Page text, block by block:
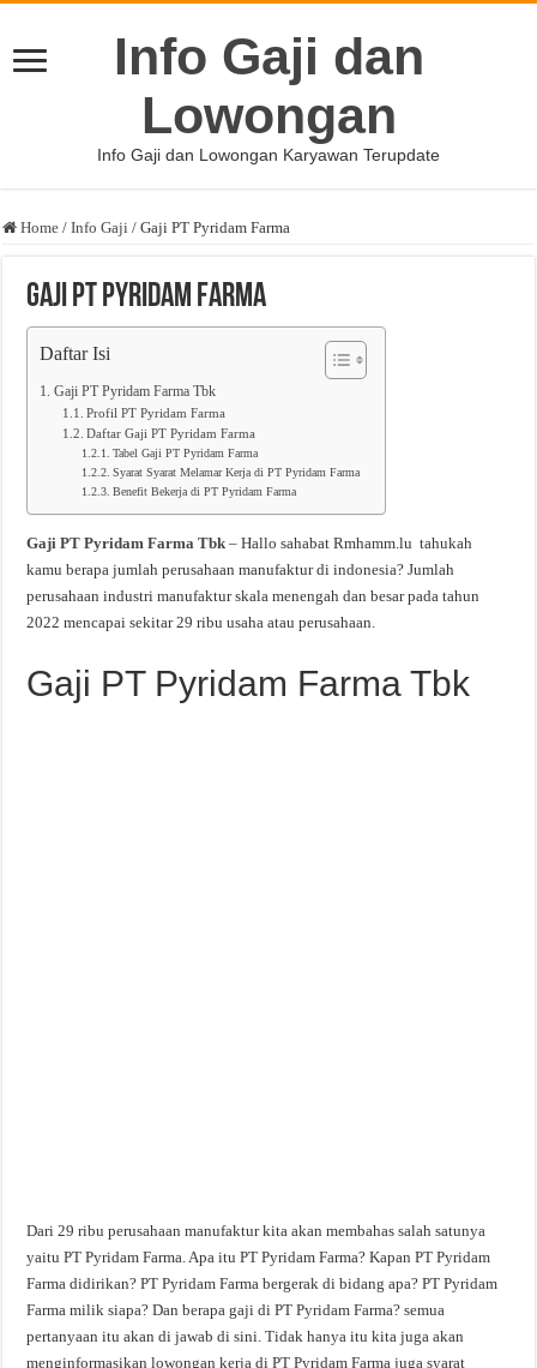
Info Gaji dan
Lowongan
Info Gaji dan Lowongan Karyawan Terupdate
Home / Info Gaji / Gaji PT Pyridam Farma
Gaji PT Pyridam Farma
Daftar Isi
Gaji PT Pyridam Farma Tbk
Profil PT Pyridam Farma
Daftar Gaji PT Pyridam Farma
Tabel Gaji PT Pyridam Farma
Syarat Syarat Melamar Kerja di PT Pyridam Farma
Benefit Bekerja di PT Pyridam Farma
Gaji PT Pyridam Farma Tbk – Hallo sahabat Rmhamm.lu tahukah
kamu berapa jumlah perusahaan manufaktur di indonesia? Jumlah
perusahaan industri manufaktur skala menengah dan besar pada tahun
2022 mencapai sekitar 29 ribu usaha atau perusahaan.
Gaji PT Pyridam Farma Tbk
Dari 29 ribu perusahaan manufaktur kita akan membahas salah satunya
yaitu PT Pyridam Farma. Apa itu PT Pyridam Farma? Kapan PT Pyridam
Farma didirikan? PT Pyridam Farma bergerak di bidang apa? PT Pyridam
Farma milik siapa? Dan berapa gaji di PT Pyridam Farma? semua
pertanyaan itu akan di jawab di sini. Tidak hanya itu kita juga akan
menginformasikan lowongan kerja di PT Pyridam Farma juga syarat